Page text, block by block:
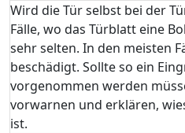
Wird die Tür selbst bei der
Fälle, wo das Türblatt eine
sehr selten. In den meisten
beschädigt. Sollte so ein
vorgenommen werden
vorwarnen und erklären,
ist.